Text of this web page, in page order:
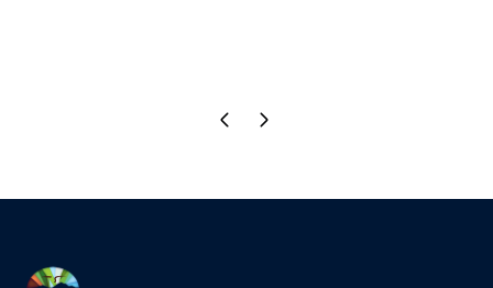
Pagina precedente
Pagina successiva